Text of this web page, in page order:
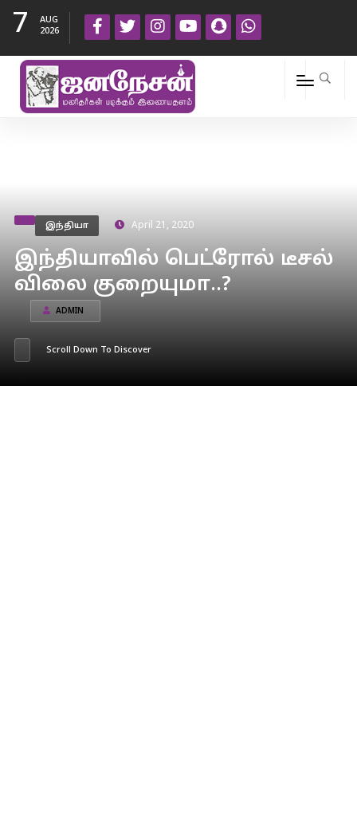
7
AUG
2026
இந்தியா April 21, 2020
இந்தியாவில் பெட்ரோல் டீசல்
விலை குறையுமா..?
ADMIN
Scroll Down To Discover